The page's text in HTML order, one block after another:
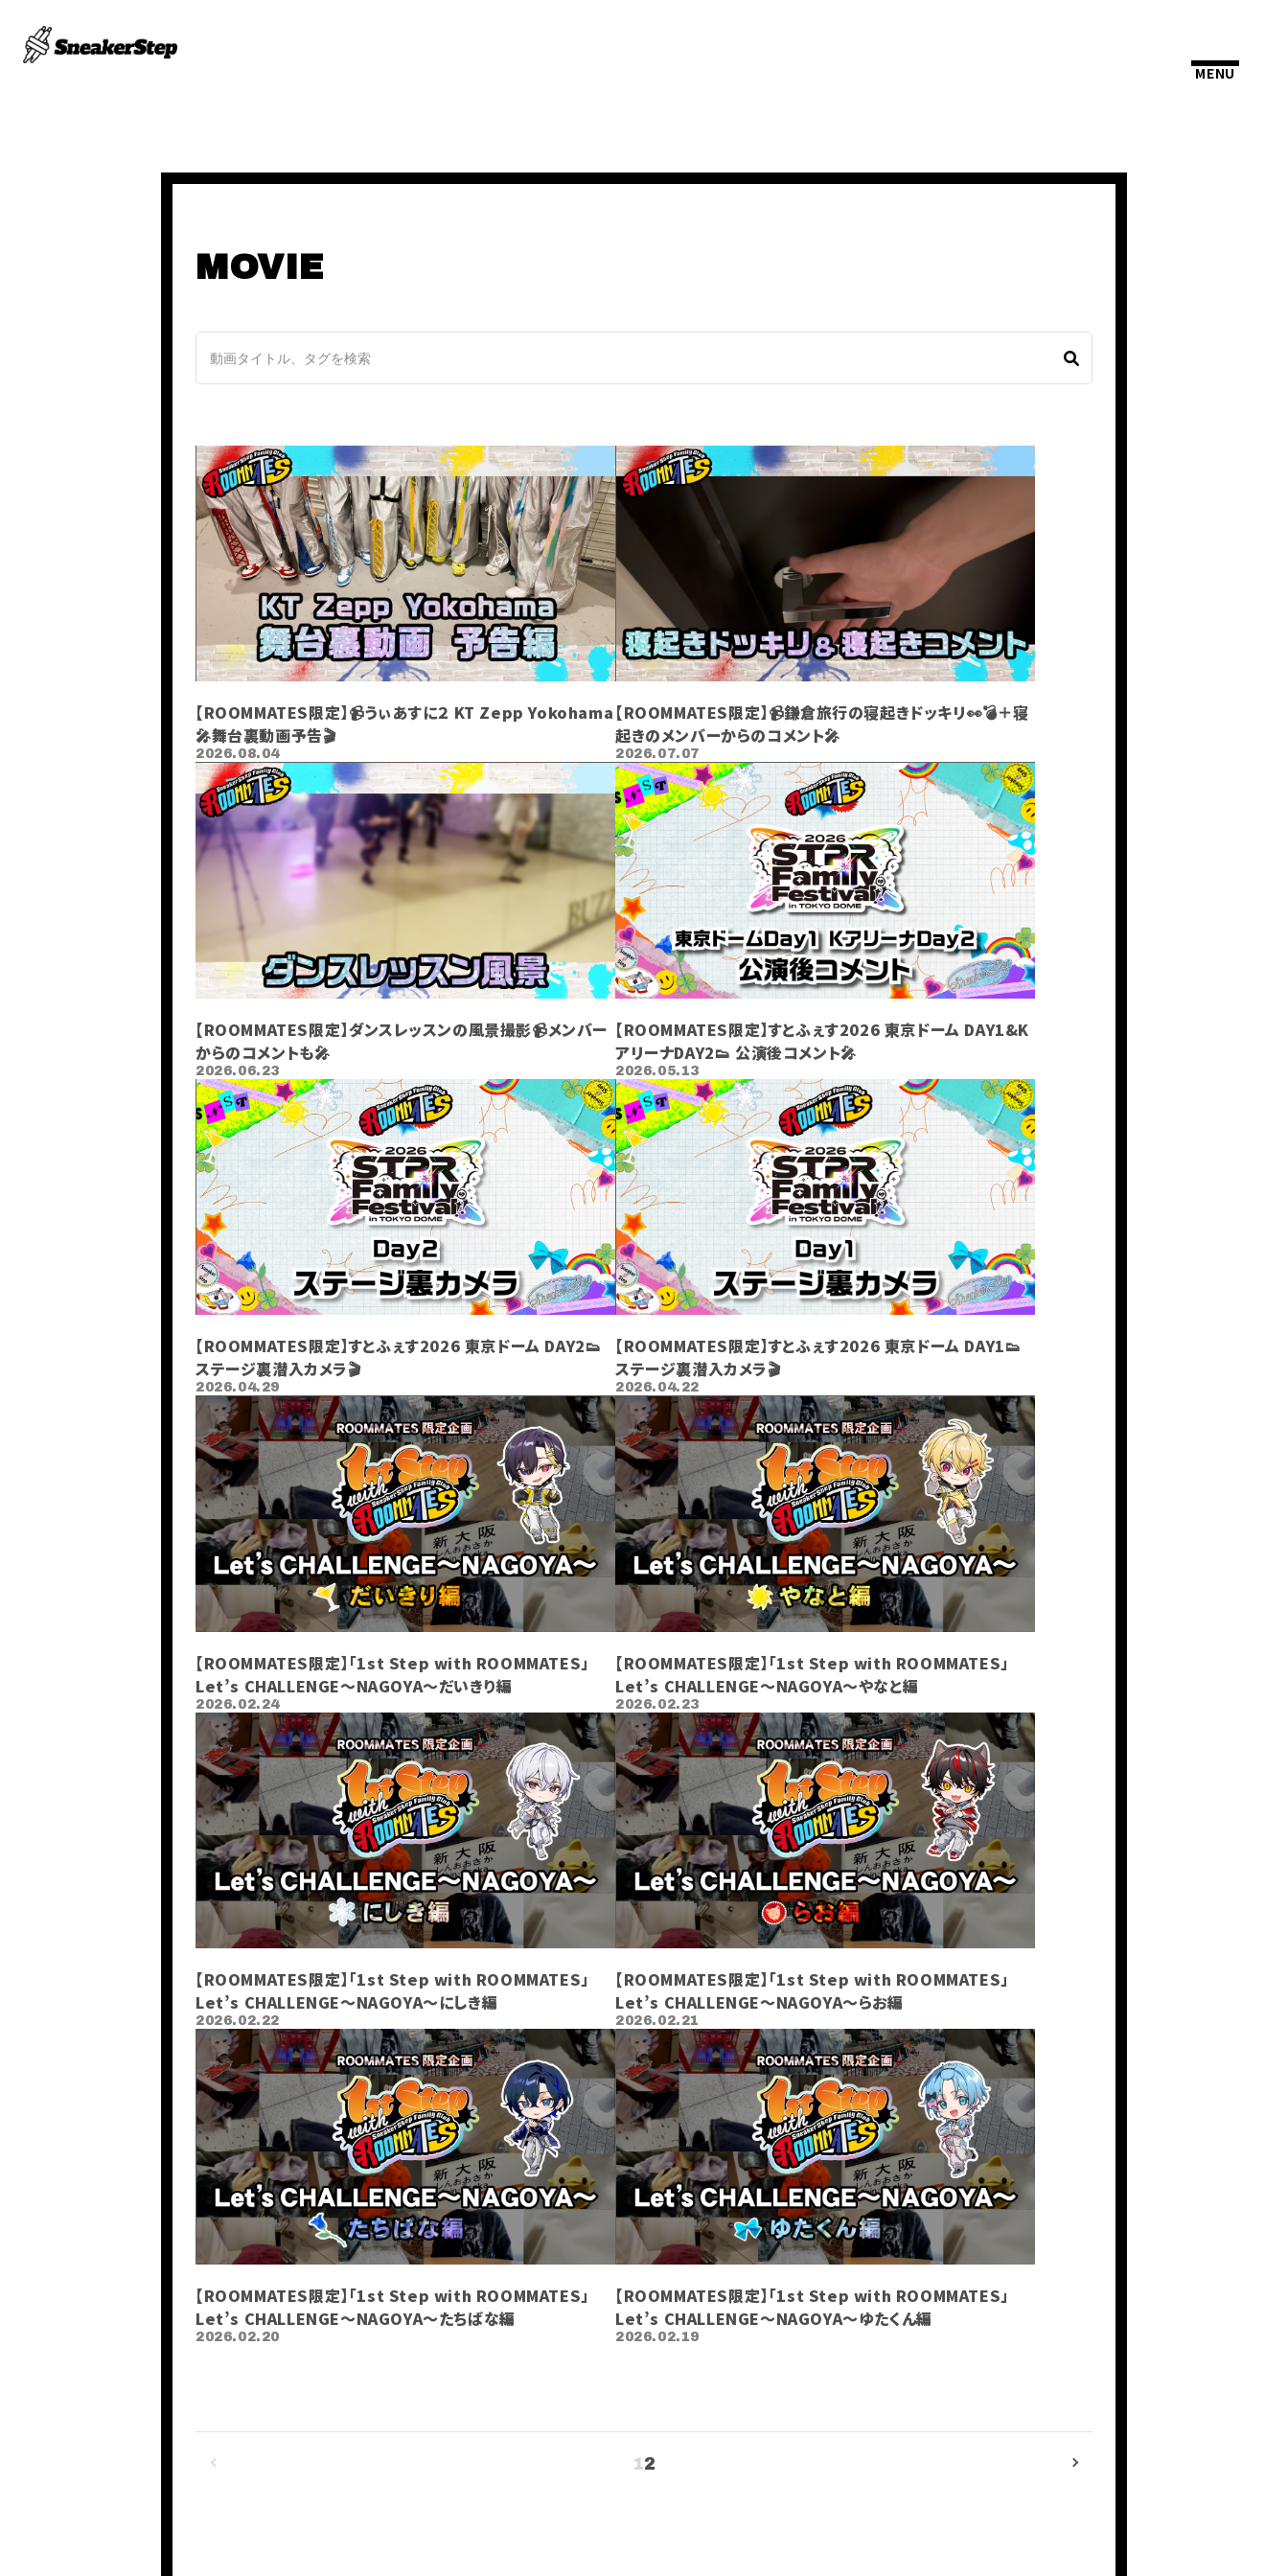
HOME
INFORMATION
SCHEDULE
PROFILE
VIDEO
DISCOGRAPHY
会員登録
ログイン
PHOTO
MOVIE
BLOG
Q&A
RADIO
すにくじ
MOVIE
【ROOMMATES限定】📹うぃあすに２ KT Zepp Yokohama
🎤舞台裏動画予告🎬
2026.08.04
【ROOMMATES限定】📹鎌倉旅行の寝起きドッキリ👀💣＋寝
起きのメンバーからのコメント🎤
2026.07.07
【ROOMMATES限定】ダンスレッスンの風景撮影📹メンバー
からのコメントも🎤
2026.06.23
【ROOMMATES限定】すとふぇす2026 東京ドーム DAY1&K
アリーナDAY2👟 公演後コメント🎤
2026.05.13
【ROOMMATES限定】すとふぇす2026 東京ドーム DAY2👟
ステージ裏潜入カメラ🎬
2026.04.29
【ROOMMATES限定】すとふぇす2026 東京ドーム DAY1👟
ステージ裏潜入カメラ🎬
2026.04.22
【ROOMMATES限定】「1st Step with ROOMMATES」
Let’s CHALLENGE〜NAGOYA〜だいきり編
2026.02.24
【ROOMMATES限定】「1st Step with ROOMMATES」
Let’s CHALLENGE〜NAGOYA〜やなと編
2026.02.23
【ROOMMATES限定】「1st Step with ROOMMATES」
Let’s CHALLENGE〜NAGOYA〜にしき編
2026.02.22
【ROOMMATES限定】「1st Step with ROOMMATES」
Let’s CHALLENGE〜NAGOYA〜らお編
2026.02.21
【ROOMMATES限定】「1st Step with ROOMMATES」
Let’s CHALLENGE〜NAGOYA〜たちばな編
2026.02.20
【ROOMMATES限定】「1st Step with ROOMMATES」
Let’s CHALLENGE〜NAGOYA〜ゆたくん編
2026.02.19
12